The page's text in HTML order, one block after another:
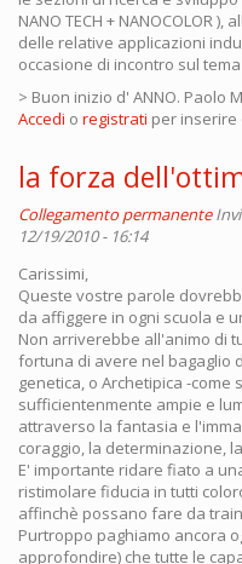
NANO TECH + NANOCOLOR
delle relative applicazioni
occasione di incontro sul
> Buon inizio d' ANNO. Paolo
Accedi o registrati per inserire
la forza
Collegamento permanente
12/19/2010 - 16:14
Carissimi,
Queste vostre parole
da affiggere in ogni scuola e
Non arriverebbe all'animo di
fortuna di avere nel bagaglio
genetica, o Archetipica -
sufficientenmente ampie e
attraverso la fantasia e
coraggio, la determinazione,
E' importante ridare fiato a
ristimolare fiducia in tutti
affinchè possano fare da
Purtroppo paghiamo ancora
approfondire) che tutte le